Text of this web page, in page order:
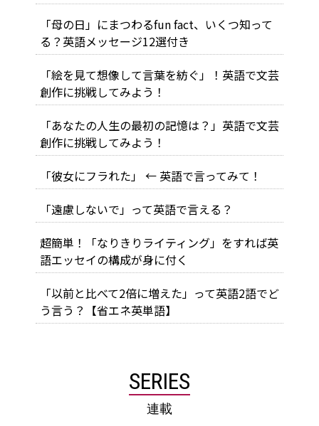
「母の日」にまつわるfun fact、いくつ知って
る？英語メッセージ12選付き
「絵を見て想像して言葉を紡ぐ」！英語で文芸
創作に挑戦してみよう！
「あなたの人生の最初の記憶は？」英語で文芸
創作に挑戦してみよう！
「彼女にフラれた」 ← 英語で言ってみて！
「遠慮しないで」って英語で言える？
超簡単！「なりきりライティング」をすれば英
語エッセイの構成が身に付く
「以前と比べて2倍に増えた」って英語2語でど
う言う？【省エネ英単語】
SERIES
連載